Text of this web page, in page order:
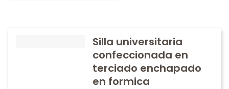
Silla universitaria
confeccionada en
terciado enchapado
en formica